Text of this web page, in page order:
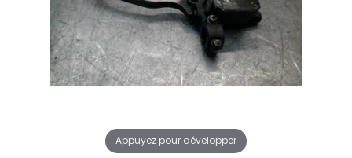
Appuyez pour développer